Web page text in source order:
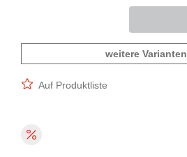
weitere Varianten
Auf Produktliste